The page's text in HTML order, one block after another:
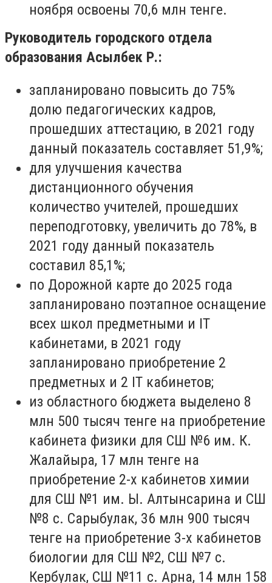
ноября освоены 70,6 млн тенге.
Руководитель городского отдела
образования Асылбек Р.:
запланировано повысить до 75%
долю педагогических кадров,
прошедших аттестацию, в 2021 году
данный показатель составляет 51,9%;
для улучшения качества
дистанционного обучения
количество учителей, прошедших
переподготовку, увеличить до 78%, в
2021 году данный показатель
составил 85,1%;
по Дорожной карте до 2025 года
запланировано поэтапное оснащение
всех школ предметными и IT
кабинетами, в 2021 году
запланировано приобретение 2
предметных и 2 IT кабинетов;
из областного бюджета выделено 8
млн 500 тысяч тенге на приобретение
кабинета физики для СШ №6 им. К.
Жалайыра, 17 млн тенге на
приобретение 2-х кабинетов химии
для СШ №1 им. Ы. Алтынсарина и СШ
№8 с. Сарыбулак, 36 млн 900 тысяч
тенге на приобретение 3-х кабинетов
биологии для СШ №2, СШ №7 с.
Кербулак, СШ №11 с. Арна, 14 млн 158